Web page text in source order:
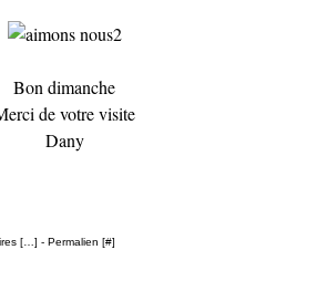
Bon dimanche
de votre visite
Dany
[ ] - Permalien [#]